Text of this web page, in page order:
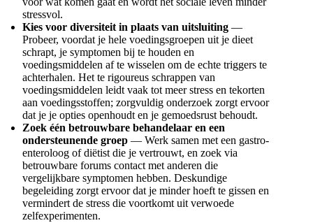
stressvol.
Kies voor diversiteit in plaats van uitsluiting —
Probeer, voordat je hele voedingsgroepen uit je dieet
schrapt, je symptomen bij te houden en
voedingsmiddelen af te wisselen om de echte triggers te
achterhalen. Het te rigoureus schrappen van
voedingsmiddelen leidt vaak tot meer stress en tekorten
aan voedingsstoffen; zorgvuldig onderzoek zorgt ervoor
dat je je opties openhoudt en je gemoedsrust behoudt.
Zoek één betrouwbare behandelaar en een
ondersteunende groep — Werk samen met een gastro-
enteroloog of diëtist die je vertrouwt, en zoek via
betrouwbare forums contact met anderen die
vergelijkbare symptomen hebben. Deskundige
begeleiding zorgt ervoor dat je minder hoeft te gissen en
vermindert de stress die voortkomt uit verwoede
zelfexperimenten.